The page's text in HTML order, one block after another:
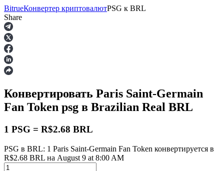
Фьючерсы
USDT-фьючерсы
BitrueКонвертер криптовалютPSG к BRL
Share
Конвертировать Paris Saint-Germain
Fan Token psg в Brazilian Real BRL
1 PSG = R$2.68 BRL
PSG в BRL: 1 Paris Saint-Germain Fan Token конвертируется в
R$2.68 BRL на August 9 at 8:00 AM